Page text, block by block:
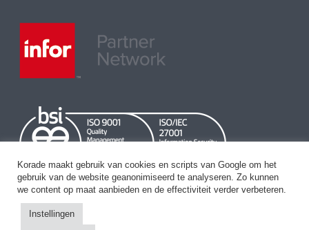
Korade maakt gebruik van cookies en scripts van Google om het
gebruik van de website geanonimiseerd te analyseren. Zo kunnen
we content op maat aanbieden en de effectiviteit verder verbeteren.
Instellingen